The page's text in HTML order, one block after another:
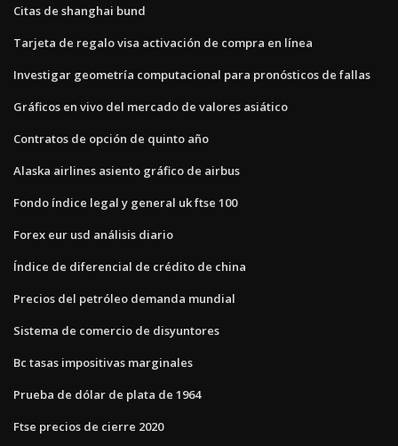
Citas de shanghai bund
Tarjeta de regalo visa activación de compra en línea
Investigar geometría computacional para pronósticos de fallas
Gráficos en vivo del mercado de valores asiático
Contratos de opción de quinto año
Alaska airlines asiento gráfico de airbus
Fondo índice legal y general uk ftse 100
Forex eur usd análisis diario
Índice de diferencial de crédito de china
Precios del petróleo demanda mundial
Sistema de comercio de disyuntores
Bc tasas impositivas marginales
Prueba de dólar de plata de 1964
Ftse precios de cierre 2020